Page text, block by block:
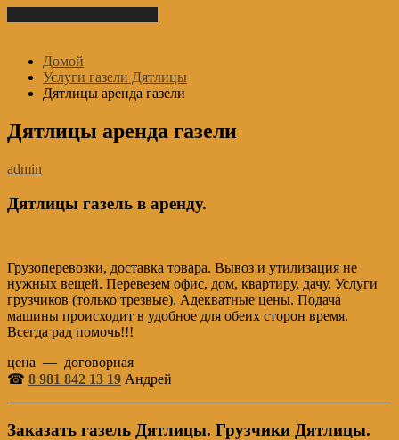
Домой
Услуги газели Дятлицы
Дятлицы аренда газели
Дятлицы аренда газели
admin
Дятлицы газель в аренду.
Грузоперевозки, доставка товара. Вывоз и утилизация не
нужных вещей. Перевезем офис, дом, квартиру, дачу. Услуги
грузчиков (только трезвые). Адекватные цены. Подача
машины происходит в удобное для обеих сторон время.
Всегда рад помочь!!!
цена — договорная
☎ 8 981 842 13 19 Андрей
Заказать газель Дятлицы. Грузчики Дятлицы.